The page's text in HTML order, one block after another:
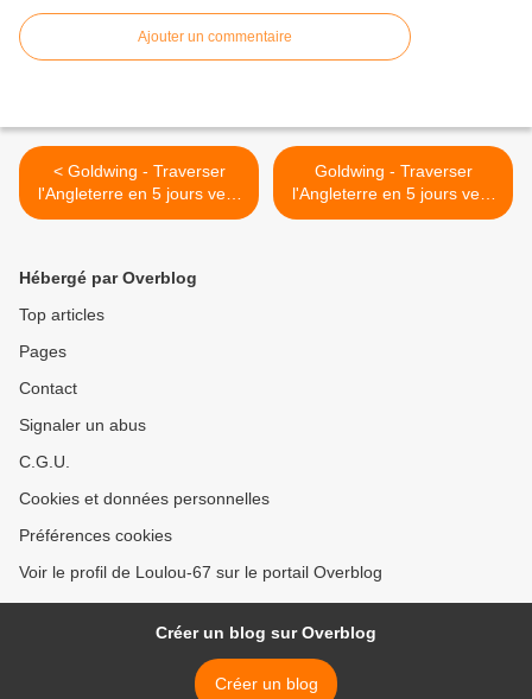
Ajouter un commentaire
< Goldwing - Traverser
l'Angleterre en 5 jours vers
l'Irlande en moto 3/5
Goldwing - Traverser
l'Angleterre en 5 jours vers
l'Irlande en moto 4/5 >
Hébergé par Overblog
Top articles
Pages
Contact
Signaler un abus
C.G.U.
Cookies et données personnelles
Préférences cookies
Voir le profil de Loulou-67 sur le portail Overblog
Créer un blog sur Overblog
Créer un blog